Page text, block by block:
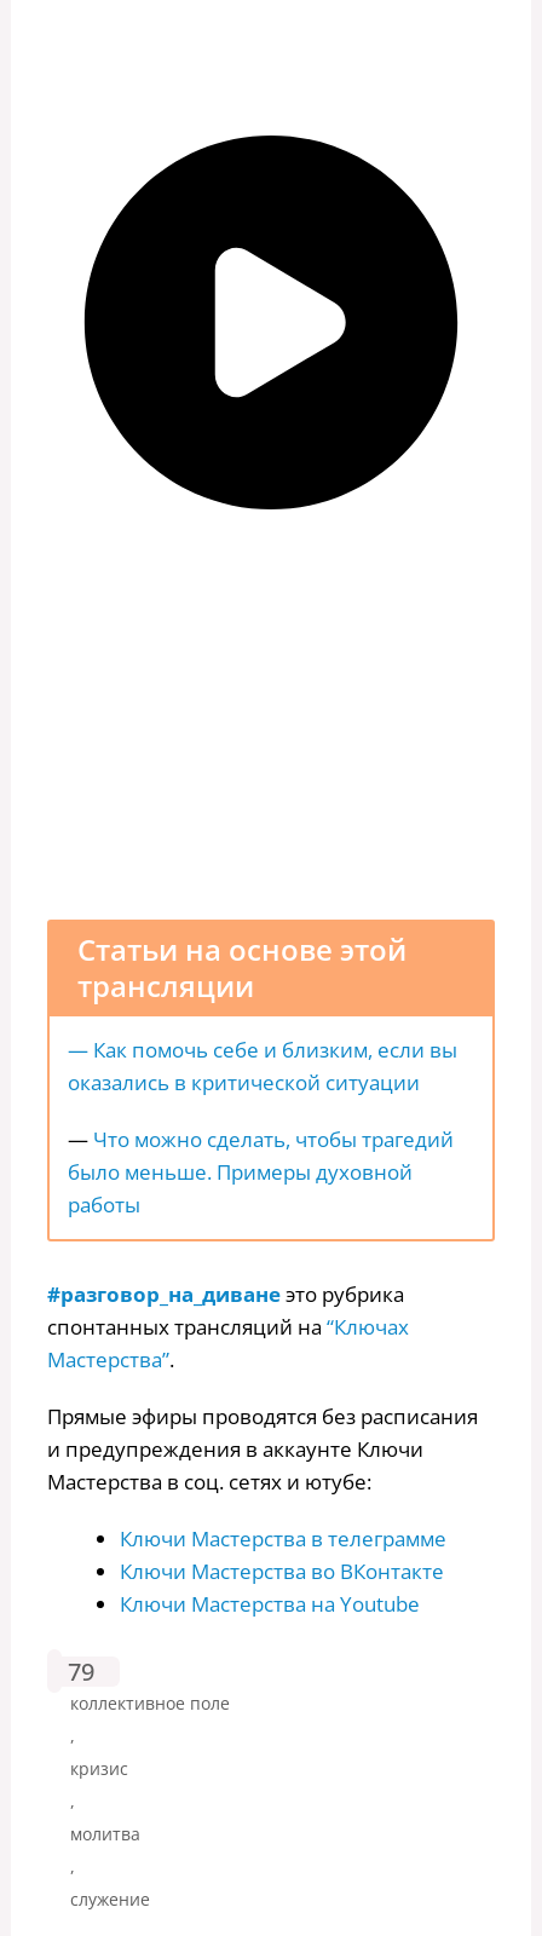
Статьи на основе этой
трансляции
— Как помочь себе и близким, если вы
оказались в критической ситуации
— Что можно сделать, чтобы трагедий
было меньше. Примеры духовной
работы
#разговор_на_диванеэто рубрика
спонтанных трансляций на “Ключах
Мастерства”.
Прямые эфиры проводятся без расписания
и предупреждения в аккаунте Ключи
Мастерства в соц. сетях и ютубе:
Ключи Мастерства в телеграмме
Ключи Мастерства во ВКонтакте
Ключи Мастерства на Youtube
коллективное поле
,
кризис
,
молитва
,
служение
79